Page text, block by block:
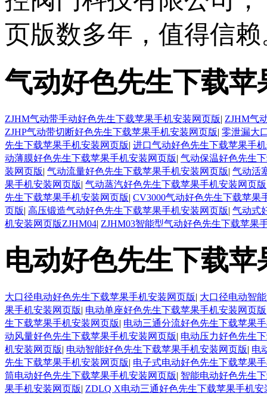
页版数多年，值得信赖
气动好色先生下载
ZJHM气动带手动好色先生下载苹果手机安装网页版| ZJHM气
ZJHP气动带切断好色先生下载苹果手机安装网页版| 零泄漏大
先生下载苹果手机安装网页版| 进口气动好色先生下载苹果手
动薄膜好色先生下载苹果手机安装网页版| 气动保温好色先生
装网页版| 气动流量好色先生下载苹果手机安装网页版| 气动活
果手机安装网页版| 气动蒸汽好色先生下载苹果手机安装网页版
先生下载苹果手机安装网页版| CV3000气动好色先生下载苹果
页版| 高压锻造气动好色先生下载苹果手机安装网页版| 气动式
机安装网页版ZJHM04| ZJHM03智能型气动好色先生下载苹果
电动好色先生下载
大口径电动好色先生下载苹果手机安装网页版| 大口径电动智
果手机安装网页版| 电动单座好色先生下载苹果手机安装网页版
生下载苹果手机安装网页版| 电动三通分流好色先生下载苹果
动风量好色先生下载苹果手机安装网页版| 电动压力好色先生
机安装网页版| 电动智能好色先生下载苹果手机安装网页版| 电
先生下载苹果手机安装网页版| 电子式电动好色先生下载苹果
筒电动好色先生下载苹果手机安装网页版| 智能电动好色先生
果手机安装网页版| ZDLQ X电动三通好色先生下载苹果手机安